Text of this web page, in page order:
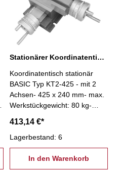
Stationärer Koordinatentisch KT2, 425 x 240 mm
Koordinatentisch stationär
BASIC Typ KT2-425 - mit 2
Achsen- 425 x 240 mm- max.
Werkstückgewicht: 80 kg-
Spindelabdeckung und
Kühlmittelrinne
413,14 €*
Lagerbestand: 6
In den Warenkorb